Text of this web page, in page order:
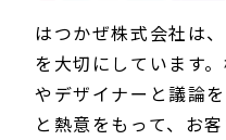
はつかぜ株式会社は
を大切にしています
やデザイナーと議論
と熱意をもって、お